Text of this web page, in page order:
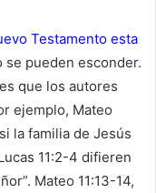
Testamento esta
se pueden esconder.
que los autores
ejemplo, Mateo
la familia de Jesús
11:2-4 difieren
Mateo 11:13-14,